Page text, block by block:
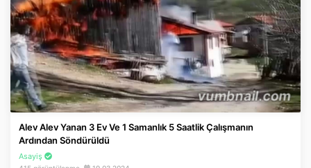
Alev Alev Yanan 3 Ev Ve 1 Samanlık 5 Saatlik Çalışmanın
Ardından Söndürüldü
Asayiş